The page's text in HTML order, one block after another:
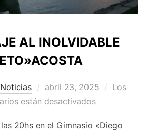
AL INOLVIDABLE
Noticias
Publicado
el
abril 23, 2025
Los
están desactivados
20hs en el Gimnasio «Diego